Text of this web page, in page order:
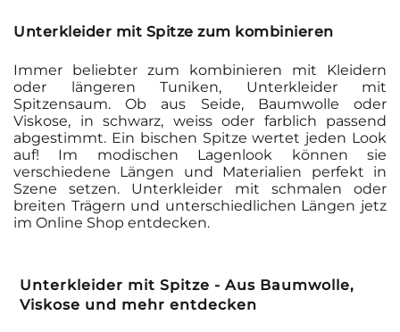
Unterkleider mit Spitze zum kombinieren
Immer beliebter zum kombinieren mit Kleidern
oder längeren Tuniken, Unterkleider mit
Spitzensaum. Ob aus Seide, Baumwolle oder
Viskose, in schwarz, weiss oder farblich passend
abgestimmt. Ein bischen Spitze wertet jeden Look
auf! Im modischen Lagenlook können sie
verschiedene Längen und Materialien perfekt in
Szene setzen. Unterkleider mit schmalen oder
breiten Trägern und unterschiedlichen Längen jetz
im Online Shop entdecken.
Unterkleider mit Spitze - Aus Baumwolle,
Viskose und mehr entdecken